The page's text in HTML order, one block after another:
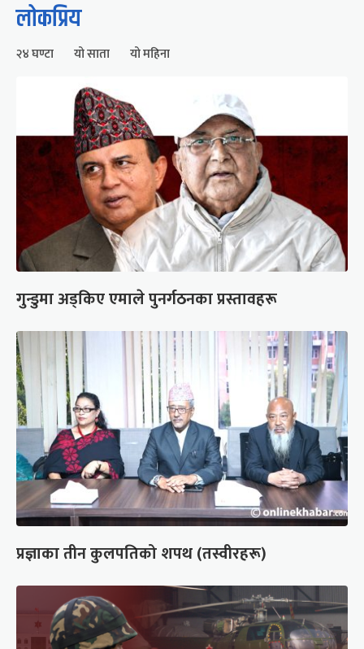
लोकप्रिय
२४ घण्टा यो साता यो महिना
गुन्डुमा अड्किए एमाले पुनर्गठनका प्रस्तावहरू
प्रज्ञाका तीन कुलपतिको शपथ (तस्वीरहरू)